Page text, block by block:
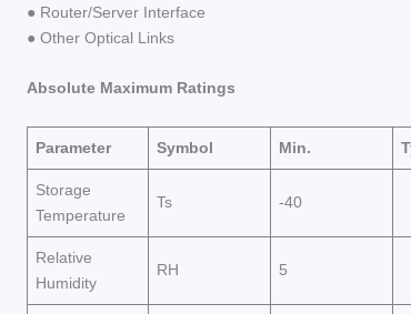
● Router/Server Interface
● Other Optical Links
Absolute Maximum Ratings
Parameter Symbol Min.
Storage
Temperature
Ts -40
Relative
Humidity
RH 5